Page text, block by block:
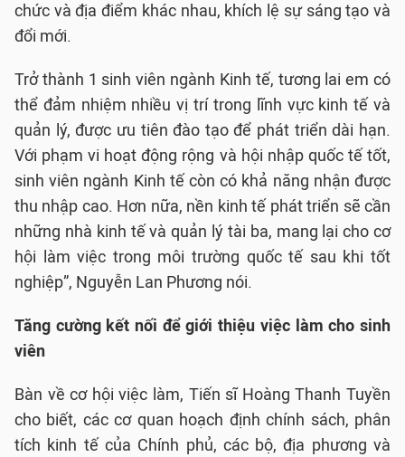
chức và địa điểm khác nhau, khích lệ sự sáng tạo và
đổi mới.
Trở thành 1 sinh viên ngành Kinh tế, tương lai em có
thể đảm nhiệm nhiều vị trí trong lĩnh vực kinh tế và
quản lý, được ưu tiên đào tạo để phát triển dài hạn.
Với phạm vi hoạt động rộng và hội nhập quốc tế tốt,
sinh viên ngành Kinh tế còn có khả năng nhận được
thu nhập cao. Hơn nữa, nền kinh tế phát triển sẽ cần
những nhà kinh tế và quản lý tài ba, mang lại cho cơ
hội làm việc trong môi trường quốc tế sau khi tốt
nghiệp”, Nguyễn Lan Phương nói.
Tăng cường kết nối để giới thiệu việc làm cho sinh
viên
Bàn về cơ hội việc làm, Tiến sĩ Hoàng Thanh Tuyền
cho biết, các cơ quan hoạch định chính sách, phân
tích kinh tế của Chính phủ, các bộ, địa phương và